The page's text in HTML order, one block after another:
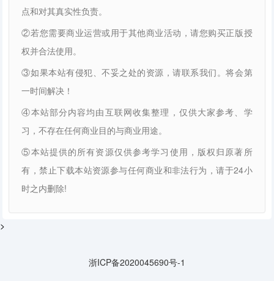
点和对其真实性负责。
②若您需要商业运营或用于其他商业活动，请您购买正版授
权并合法使用。
③如果本站有侵犯、不妥之处的资源，请联系我们。将会第
一时间解决！
④本站部分内容均由互联网收集整理，仅供大家参考、学
习，不存在任何商业目的与商业用途。
⑤本站提供的所有资源仅供参考学习使用，版权归原著所
有，禁止下载本站资源参与任何商业和非法行为，请于24小
时之内删除!
>
浙ICP备2020045690号-1